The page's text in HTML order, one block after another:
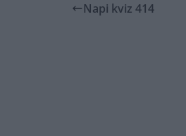
Napi kviz 414